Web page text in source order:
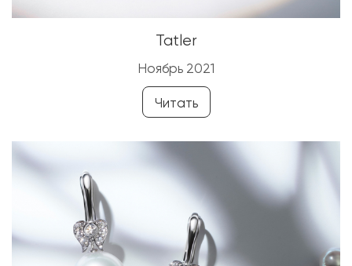
Tatler
Ноябрь 2021
Читать